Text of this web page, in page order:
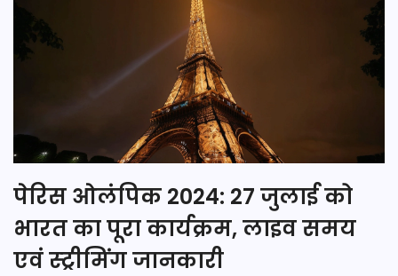
पेरिस ओलंपिक 2024: 27 जुलाई को
भारत का पूरा कार्यक्रम, लाइव समय
एवं स्ट्रीमिंग जानकारी